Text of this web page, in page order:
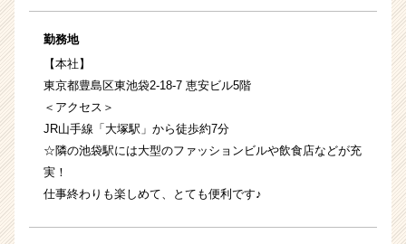
勤務地
【本社】
東京都豊島区東池袋2-18-7 恵安ビル5階
＜アクセス＞
JR山手線「大塚駅」から徒歩約7分
☆隣の池袋駅には大型のファッションビルや飲食店などが充
実！
仕事終わりも楽しめて、とても便利です♪